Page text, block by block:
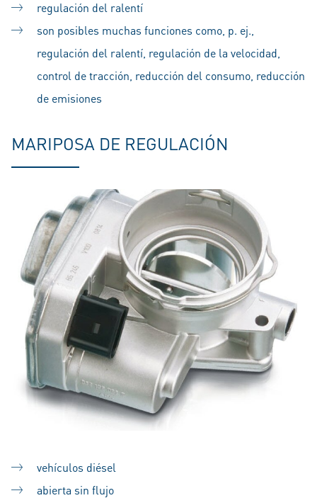
regulación del ralentí
son posibles muchas funciones como, p. ej.,
regulación del ralentí, regulación de la velocidad,
control de tracción, reducción del consumo, reducción
de emisiones
MARIPOSA DE REGULACIÓN
vehículos diésel
abierta sin flujo